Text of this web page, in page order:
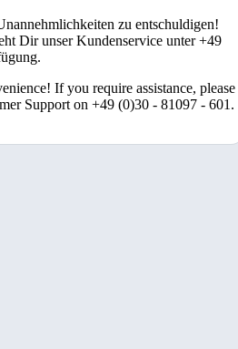
zu entschuldigen!
Dir unser Kundenservice unter +49
If you require assistance, please
Support on +49 (0)30 - 81097 - 601.